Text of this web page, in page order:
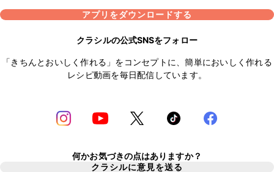
アプリをダウンロードする
クラシルの公式SNSをフォロー
「きちんとおいしく作れる」をコンセプトに、簡単においしく作れる
レシピ動画を毎日配信しています。
何かお気づきの点はありますか？
クラシルに意見を送る